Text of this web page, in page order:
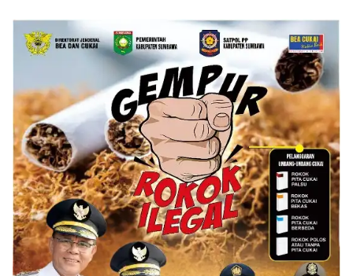
Perubahan Resmi
Diluncurkan